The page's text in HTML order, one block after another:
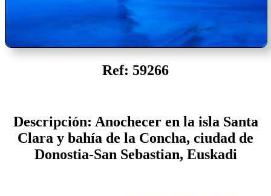
Ref: 59266
Descripción: Anochecer en la isla Santa
Clara y bahía de la Concha, ciudad de
Donostia-San Sebastian, Euskadi